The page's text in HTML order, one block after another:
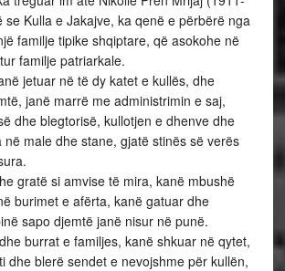
se Kulla e Jakajve, ka qenë e përbërë nga
familje tipike shqiptare, që asokohe në
familje patriarkale.
jetuar në të dy katet e kullës, dhe
janë marrë me administrimin e saj,
dhe blegtorisë, kullotjen e dhenve dhe
në male dhe stane, gjatë stinës së verës
gratë si amvise të mira, kanë mbushë
burimet e afërta, kanë gatuar dhe
sapo djemtë janë nisur në punë.
burrat e familjes, kanë shkuar në qytet,
dhe blerë sendet e nevojshme për kullën,